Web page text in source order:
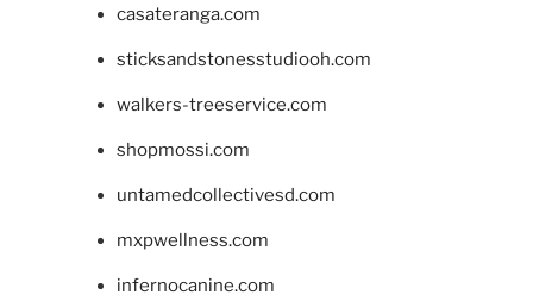
casateranga.com
sticksandstonesstudiooh.com
walkers-treeservice.com
shopmossi.com
untamedcollectivesd.com
mxpwellness.com
infernocanine.com